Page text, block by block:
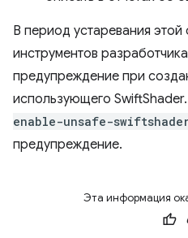
В период устаревания
инструментов
предупреждение при
использующего
enable-unsafe-
предупреждение.
Эта информация